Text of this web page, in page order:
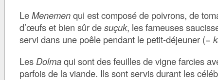
LeMenemenqui est composé de poivrons, de
d’œufs et bien sûr desuçuk, les fameuses
servi dans une poêle pendant le petit-déjeuner (=
Les Dolmaqui sont des feuilles de vigne farcies
parfois de la viande. Ils sont servis durant les